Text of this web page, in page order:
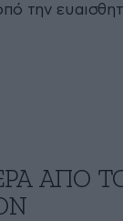
την
ΑΠΟ